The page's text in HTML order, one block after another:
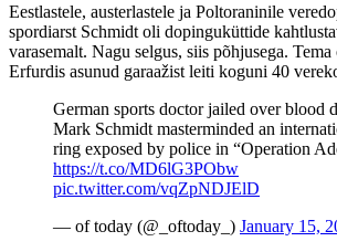
Eestlastele, austerlastele ja Poltoraninile
spordiarst Schmidt oli dopinguküttide
varasemalt. Nagu selgus, siis põhjusega. Tema
Erfurdis asunud garaažist leiti koguni 40
German sports doctor jailed over blood
Mark Schmidt masterminded an
ring exposed by police in “Operation
https://t.co/MD6lG3PObw
pic.twitter.com/vqZpNDJElD
— of today (@_oftoday_) January 15,